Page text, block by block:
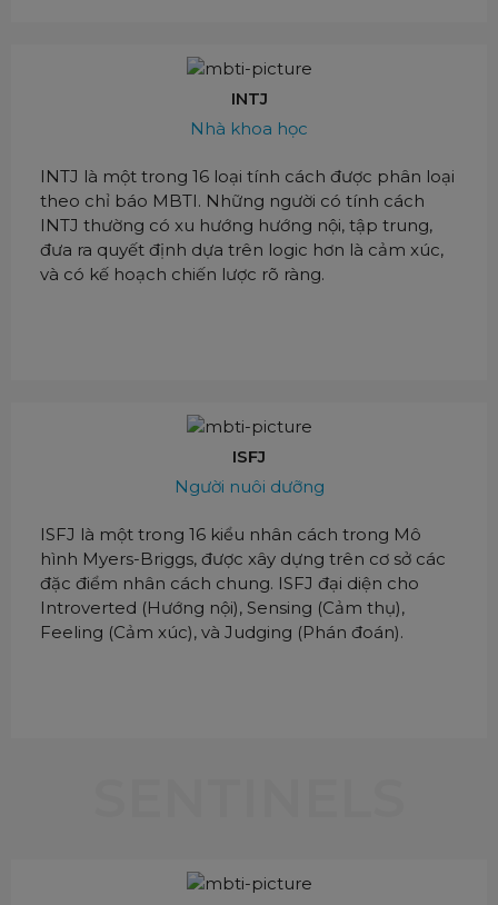
INTJ
Nhà khoa học
INTJ là một trong 16 loại tính cách được phân loại
theo chỉ báo MBTI. Những người có tính cách
INTJ thường có xu hướng hướng nội, tập trung,
đưa ra quyết định dựa trên logic hơn là cảm xúc,
và có kế hoạch chiến lược rõ ràng.
ISFJ
Người nuôi dưỡng
ISFJ là một trong 16 kiểu nhân cách trong Mô
hình Myers-Briggs, được xây dựng trên cơ sở các
đặc điểm nhân cách chung. ISFJ đại diện cho
Introverted (Hướng nội), Sensing (Cảm thụ),
Feeling (Cảm xúc), và Judging (Phán đoán).